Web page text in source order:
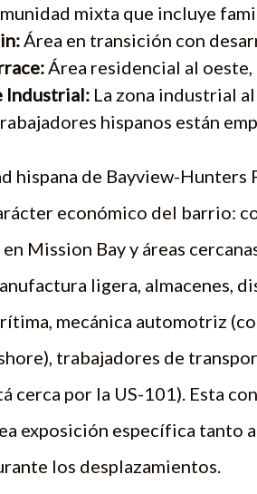
mixta que incluye
Área en transición con
Área residencial al
Industrial: La zona industrial
hispanos están
hispana de Bayview-
económico del barrio:
Mission Bay y áreas
ligera, almacenes,
mecánica automotriz
trabajadores de
cerca por la US-101). Esta
exposición específica tanto
los desplazamientos.